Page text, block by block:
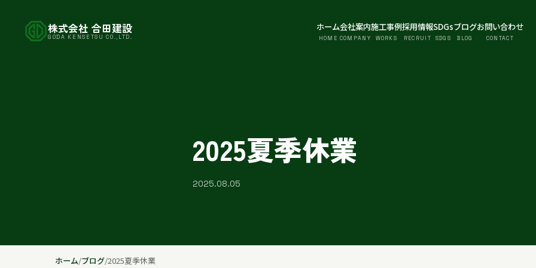
株式会社 合田建設
GODA KENSETSU CO.,LTD.
ホーム
HOME
会社案内
COMPANY
施工事例
WORKS
採用情報
RECRUIT
SDGs
SDGS
ブログ
BLOG
お問い合わせ
CONTACT
2025夏季休業
2025.08.05
ホーム/ブログ/2025夏季休業